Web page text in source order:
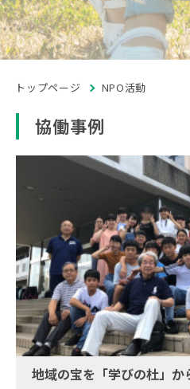
トップページ NPO活動
協働事例
地域の宝を「学びの杜」か